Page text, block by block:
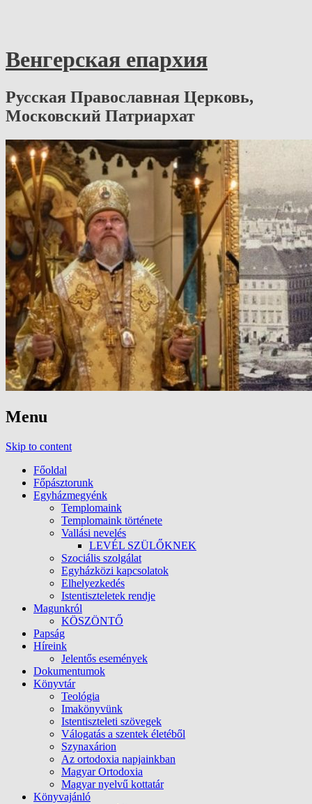
Венгерская епархия
Русская Православная Церковь,
Московский Патриархат
Menu
Skip to content
Főoldal
Főpásztorunk
Egyházmegyénk
Templomaink
Templomaink története
Vallási nevelés
LEVÉL SZÜLŐKNEK
Szociális szolgálat
Egyházközi kapcsolatok
Elhelyezkedés
Istentiszteletek rendje
Magunkról
KÖSZÖNTŐ
Papság
Híreink
Jelentős események
Dokumentumok
Könyvtár
Teológia
Imakönyvünk
Istentiszteleti szövegek
Válogatás a szentek életéből
Szynaxárion
Az ortodoxia napjainkban
Magyar Ortodoxia
Magyar nyelvű kottatár
Könyvajánló